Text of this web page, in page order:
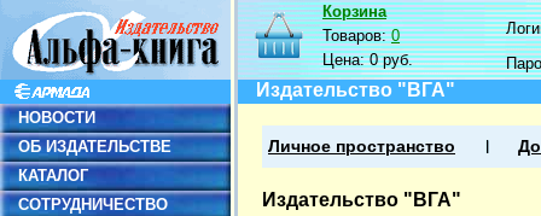
НОВОСТИ
ОБ ИЗДАТЕЛЬСТВЕ
КАТАЛОГ
СОТРУДНИЧЕСТВО
Корзина
Товаров:0
Цена:0 руб.
Издательство "ВГА"
Личное пространство
Издательство "ВГА"